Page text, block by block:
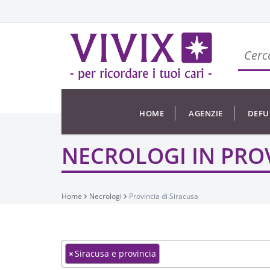
HOME AGENZIE
NECROLOGI IN
Home Necrologi Provincia di Siracusa
×Siracusa e provincia